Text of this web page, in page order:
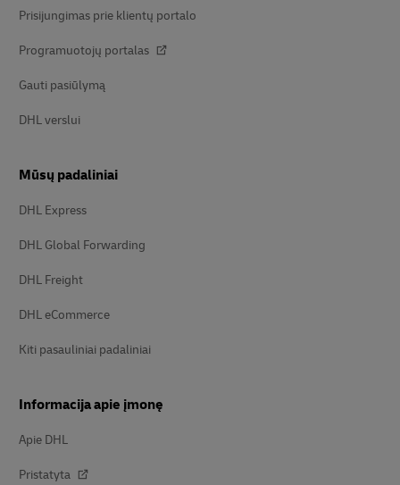
Prisijungimas prie klientų portalo
Programuotojų portalas
Gauti pasiūlymą
DHL verslui
Mūsų padaliniai
DHL Express
DHL Global Forwarding
DHL Freight
DHL eCommerce
Kiti pasauliniai padaliniai
Informacija apie įmonę
Apie DHL
Pristatyta